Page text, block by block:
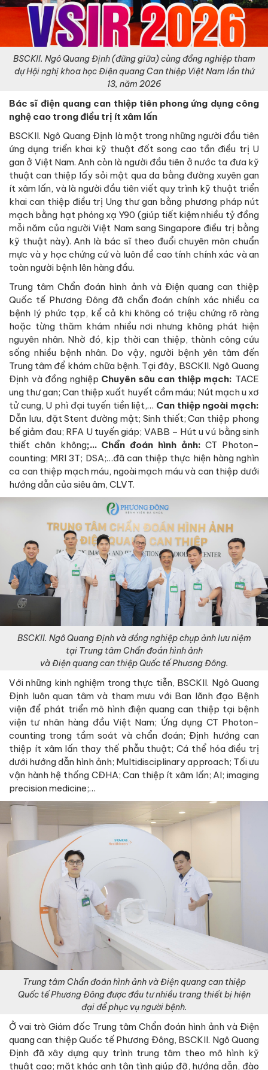
BSCKII. Ngô Quang Định (đững giữa) cùng đồng nghiệp tham
dự Hội nghị khoa học Điện quang Can thiệp Việt Nam lần thứ
13, năm 2026
Bác sĩ điện quang can thiệp tiên phong ứng dụng công
nghệ cao trong điều trị ít xâm lấn
BSCKII. Ngô Quang Định là một trong những người đầu tiên
ứng dụng triển khai kỹ thuật đốt song cao tần điều trị U
gan ở Việt Nam. Anh còn là người đầu tiên ở nước ta đưa kỹ
thuật can thiệp lấy sỏi mật qua da bằng đường xuyên gan
ít xâm lấn, và là người đầu tiên viết quy trình kỹ thuật triển
khai can thiệp điều trị Ung thư gan bằng phương pháp nút
mạch bằng hạt phóng xạ Y90 (giúp tiết kiệm nhiều tỷ đồng
mỗi năm của người Việt Nam sang Singapore điều trị bằng
kỹ thuật này). Anh là bác sĩ theo đuổi chuyên môn chuẩn
mực và y học chứng cứ và luôn đề cao tính chính xác và an
toàn người bệnh lên hàng đầu.
Trung tâm Chẩn đoán hình ảnh và Điện quang can thiệp
Quốc tế Phương Đông đã chẩn đoán chính xác nhiều ca
bệnh lý phức tạp, kể cả khi không có triệu chứng rõ ràng
hoặc từng thăm khám nhiều nơi nhưng không phát hiện
nguyên nhân. Nhờ đó, kịp thời can thiệp, thành công cứu
sống nhiều bệnh nhân. Do vậy, người bệnh yên tâm đến
Trung tâm để khám chữa bệnh. Tại đây, BSCKII. Ngô Quang
Định và đồng nghiệp Chuyên sâu can thiệp mạch: TACE
ung thư gan; Can thiệp xuất huyết cầm máu; Nút mạch u xơ
tử cung, U phì đại tuyến tiền liệt,… Can thiệp ngoài mạch:
Dẫn lưu, đặt Stent đường mật; Sinh thiết; Can thiệp phong
bế giảm đau; RFA U tuyến giáp; VABB – Hút u vú bằng sinh
thiết chân không;… Chẩn đoán hình ảnh: CT Photon-
counting; MRI 3T; DSA;…đã can thiệp thực hiện hàng nghìn
ca can thiệp mạch máu, ngoài mạch máu và can thiệp dưới
hướng dẫn của siêu âm, CLVT.
BSCKII. Ngô Quang Định và đồng nghiệp chụp ảnh lưu niệm
tại Trung tâm Chẩn đoán hình ảnh
và Điện quang can thiệp Quốc tế Phương Đông.
Với những kinh nghiệm trong thực tiễn, BSCKII. Ngô Quang
Định luôn quan tâm và tham mưu với Ban lãnh đạo Bệnh
viện để phát triển mô hình điện quang can thiệp tại bệnh
viện tư nhân hàng đầu Việt Nam; Ứng dụng CT Photon-
counting trong tầm soát và chẩn đoán; Định hướng can
thiệp ít xâm lấn thay thế phẫu thuật; Cá thể hóa điều trị
dưới hướng dẫn hình ảnh; Multidisciplinary approach; Tối ưu
vận hành hệ thống CĐHA; Can thiệp ít xâm lấn; AI; imaging
precision medicine;…
Trung tâm Chẩn đoán hình ảnh và Điện quang can thiệp
Quốc tế Phương Đông được đầu tư nhiều trang thiết bị hiện
đại để phục vụ người bệnh.
Ở vai trò Giám đốc Trung tâm Chẩn đoán hình ảnh và Điện
quang can thiệp Quốc tế Phương Đông, BSCKII. Ngô Quang
Định đã xây dựng quy trình trung tâm theo mô hình kỹ
thuật cao; mặt khác anh tận tình giúp đỡ, hướng dẫn, đào